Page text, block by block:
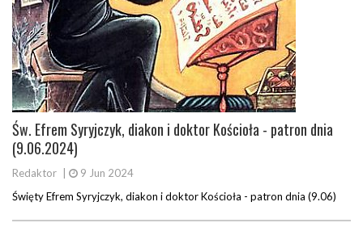
Św. Efrem Syryjczyk, diakon i doktor Kościoła - patron dnia
(9.06.2024)
Redaktor
9 Jun 2024
Święty Efrem Syryjczyk, diakon i doktor Kościoła - patron dnia (9.06)